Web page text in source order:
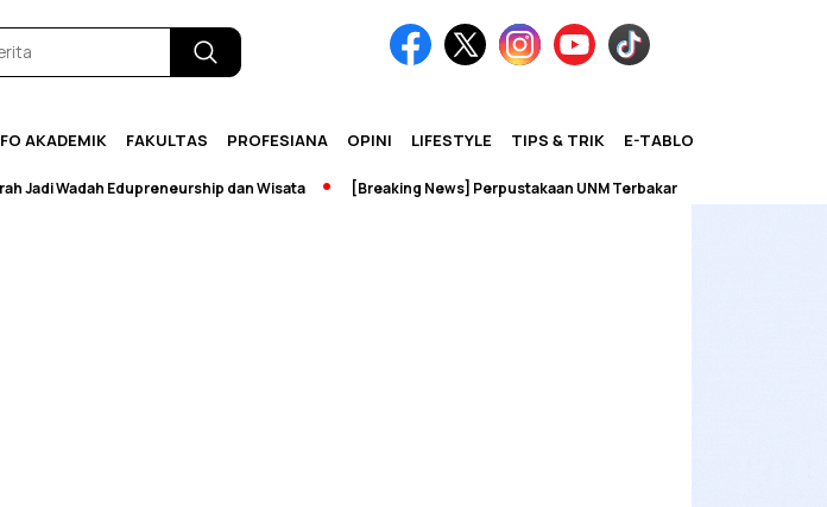
AKADEMIK FAKULTAS PROFESIANA OPINI LIFESTYLE TIPS & TRIK E-TABLOID
Wadah Edupreneurship dan Wisata [Breaking News] Perpustakaan UNM Terbakar